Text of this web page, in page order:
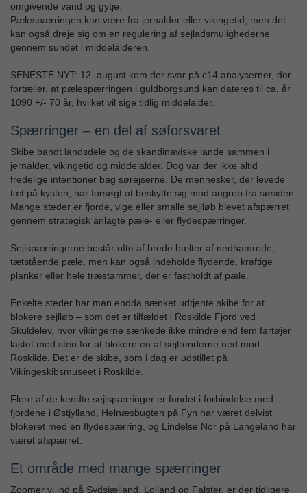
omgivende vand og gytje.
Pælespærringen kan være fra jernalder eller vikingetid, men det
kan også dreje sig om en regulering af sejladsmulighederne
gennem sundet i middelalderen.
SENESTE NYT: 12. august kom der svar på c14 analyserner, der
fortæller, at pælespærringen i guldborgsund kan dateres til ca. år
1090 +/- 70 år, hvilket vil sige tidlig middelalder.
Spærringer – en del af søforsvaret
Skibe bandt landsdele og de skandinaviske lande sammen i
jernalder, vikingetid og middelalder. Dog var der ikke altid
fredelige intentioner bag sørejserne. De mennesker, der levede
tæt på kysten, har forsøgt at beskytte sig mod angreb fra søsiden.
Mange steder er fjorde, vige eller smalle sejlløb blevet afspærret
gennem strategisk anlagte pæle- eller flydespærringer.
Sejlspærringerne består ofte af brede bælter af nedhamrede,
tætstående pæle, men kan også indeholde flydende, kraftige
planker eller hele træstammer, der er fastholdt af pæle.
Enkelte steder har man endda sænket udtjente skibe for at
blokere sejlløb – som det er tilfældet i Roskilde Fjord ved
Skuldelev, hvor vikingerne sænkede ikke mindre end fem fartøjer
lastet med sten for at blokere en af sejlrenderne ned mod
Roskilde. Det er de skibe, som i dag er udstillet på
Vikingeskibsmuseet i Roskilde.
Flere af de kendte sejlspærringer er fundet i forbindelse med
fjordene i Østjylland, Helnæsbugten på Fyn har været delvist
blokeret med en flydespærring, og Lindelse Nor på Langeland har
været afspærret.
Et område med mange spærringer
Zoomer vi ind på Sydsjælland, Lolland og Falster, er der tidligere